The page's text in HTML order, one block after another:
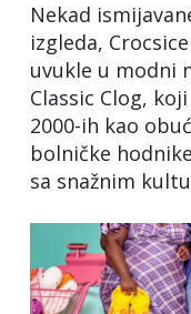
Nekad
izgleda,
uvukle u modni
Classic Clog,
2000-ih kao
bolničke
sa snažnim